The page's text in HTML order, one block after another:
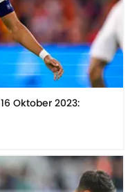
Oktober 2023: